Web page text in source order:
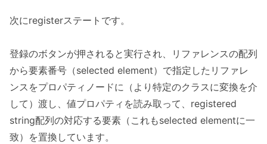
次にregisterステートです。
登録のボタンが押されると実行され、リファレンスの配列
から要素番号（selected element）で指定したリファレ
ンスをプロパティノードに（より特定のクラスに変換を介
して）渡し、値プロパティを読み取って、registered
string配列の対応する要素（これもselected elementに一
致）を置換しています。